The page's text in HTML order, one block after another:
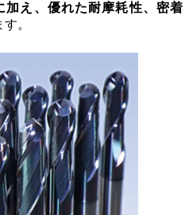
加え、優れた耐摩耗性、密着
。